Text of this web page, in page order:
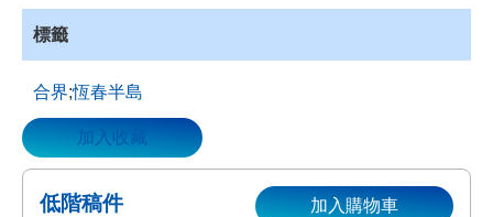
標籤
合界;恆春半島
加入收藏
低階稿件 加入購物車